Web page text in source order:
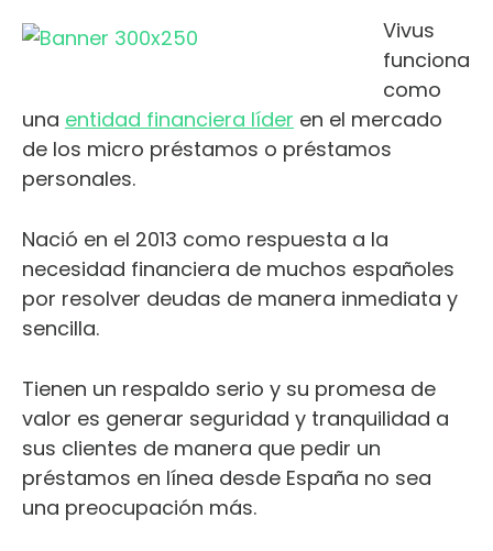
Vivus
funciona
como
una entidad financiera líder en el mercado
de los micro préstamos o préstamos
personales.
Nació en el 2013 como respuesta a la
necesidad financiera de muchos españoles
por resolver deudas de manera inmediata y
sencilla.
Tienen un respaldo serio y su promesa de
valor es generar seguridad y tranquilidad a
sus clientes de manera que pedir un
préstamos en línea desde España no sea
una preocupación más.